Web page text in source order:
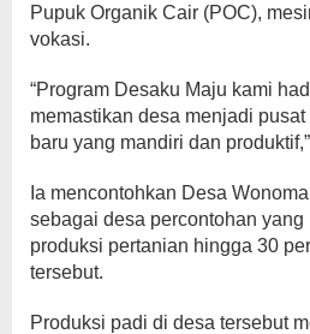
Pupuk Organik Cair (POC),
vokasi.
“Program Desaku Maju kami
memastikan desa menjadi
baru yang mandiri dan
Ia mencontohkan Desa
sebagai desa percontohan
produksi pertanian hingga 30
tersebut.
Produksi padi di desa tersebut